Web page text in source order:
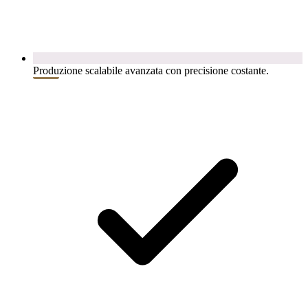
Produzione scalabile avanzata con precisione costante.